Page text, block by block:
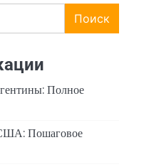
Поиск
Полное
Пошаговое